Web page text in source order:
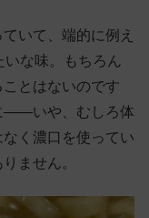
いて、端的に例え
いな味。もちろん
とはないのです
——いや、むしろ体
く濃口を使ってい
ません。